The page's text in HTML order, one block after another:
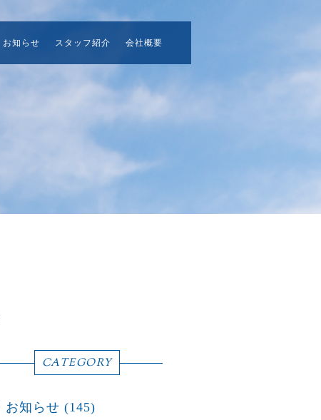
お知らせ スタッフ紹介 会社概要
CATEGORY
お知らせ (145)